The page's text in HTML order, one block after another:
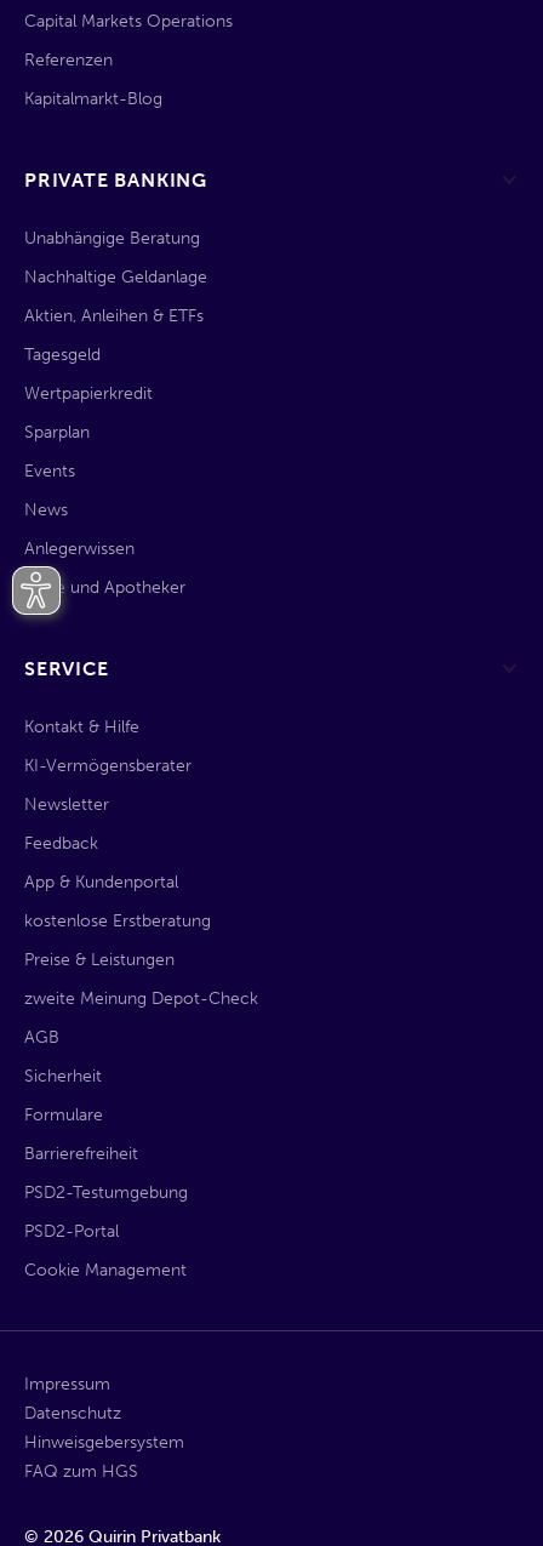
Capital Markets Operations
Referenzen
Kapitalmarkt-Blog
PRIVATE BANKING
Unabhängige Beratung
Nachhaltige Geldanlage
Aktien, Anleihen & ETFs
Tagesgeld
Wertpapierkredit
Sparplan
Events
News
Anlegerwissen
Ärzte und Apotheker
SERVICE
Kontakt & Hilfe
KI-Vermögensberater
Newsletter
Feedback
App & Kundenportal
kostenlose Erstberatung
Preise & Leistungen
zweite Meinung Depot-Check
AGB
Sicherheit
Formulare
Barrierefreiheit
PSD2-Testumgebung
PSD2-Portal
Cookie Management
© 2026 Quirin Privatbank
Impressum
Datenschutz
Hinweisgebersystem
FAQ zum HGS